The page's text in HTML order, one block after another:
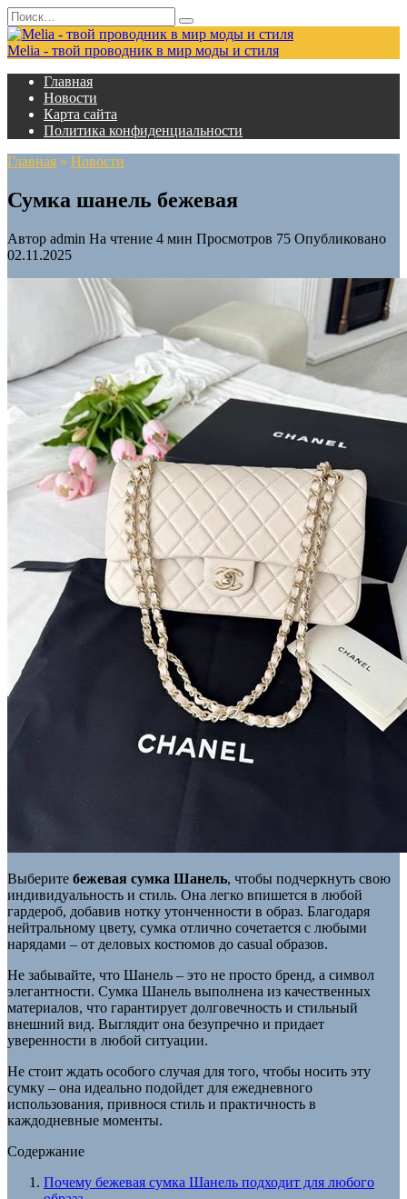
Перейти
к
содержанию
Search
for:
Melia - твой проводник в мир моды и стиля
Главная
Новости
Карта сайта
Политика конфиденциальности
Главная » Новости
Сумка шанель бежевая
Автор admin На чтение 4 мин Просмотров 75 Опубликовано
02.11.2025
Выберите бежевая сумка Шанель, чтобы подчеркнуть свою
индивидуальность и стиль. Она легко впишется в любой
гардероб, добавив нотку утонченности в образ. Благодаря
нейтральному цвету, сумка отлично сочетается с любыми
нарядами – от деловых костюмов до casual образов.
Не забывайте, что Шанель – это не просто бренд, а символ
элегантности. Сумка Шанель выполнена из качественных
материалов, что гарантирует долговечность и стильный
внешний вид. Выглядит она безупречно и придает
уверенности в любой ситуации.
Не стоит ждать особого случая для того, чтобы носить эту
сумку – она идеально подойдет для ежедневного
использования, привнося стиль и практичность в
каждодневные моменты.
Содержание
Почему бежевая сумка Шанель подходит для любого